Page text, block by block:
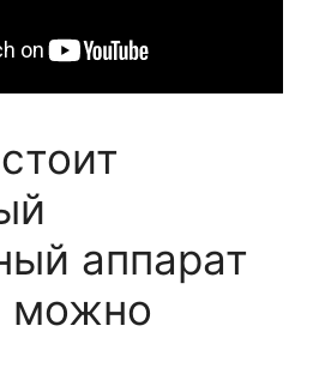
аппарат
можно